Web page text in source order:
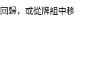
歸，或從牌組中移